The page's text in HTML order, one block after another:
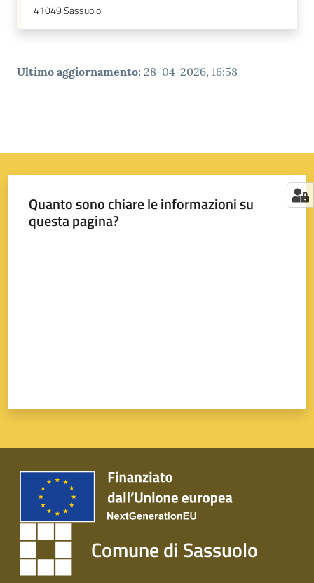
41049Sassuolo
Ultimo aggiornamento: 28-04-2026, 16:58
Quanto sono chiare le informazioni su
questa pagina?
Comune di Sassuolo